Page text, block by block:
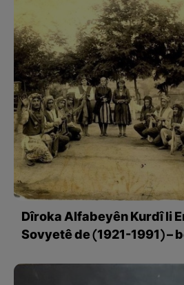
Dîroka Alfabeyên Kurdî li
Sovyetê de (1921-1991) –